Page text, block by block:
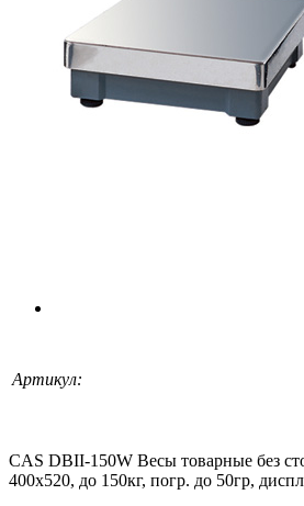
Артикул:
CAS DBII-150W Весы товарные без
400х520, до 150кг, погр. до 50гр,